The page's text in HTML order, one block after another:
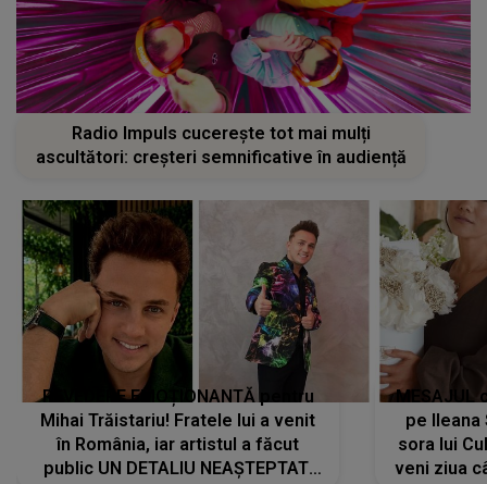
Radio Impuls cucerește tot mai mulți
ascultători: creșteri semnificative în audiență
REVEDERE EMOȚIONANTĂ pentru
Mihai Trăistariu! Fratele lui a venit
în România, iar artistul a făcut
public UN DETALIU NEAȘTEPTAT:
MESAJUL
pe Ileana
sora lui
veni ziua